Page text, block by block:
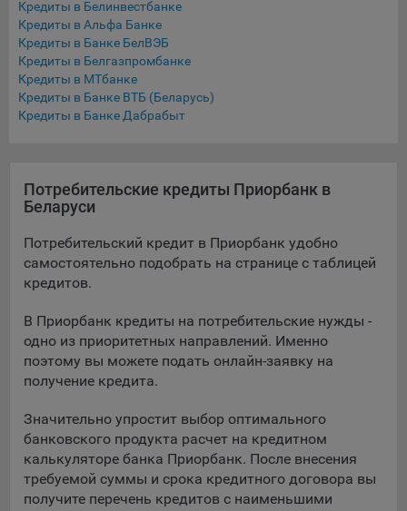
Подобные функции улучшают условия работы
пользователей с сайтом.
9.3. Файлы cookie предпочтений, например, для настройки
контента. Данные файлы cookie собирают информацию о
выборе пользователя на сайте и его предпочтениях и
позволяют Обществу «запомнить» информацию о
настраивать сайт.
9.4. Аналитические файлы cookie, например
собирают информацию о том, как пользователь
использовал сайты, и позволяют Обществу вносить в них
улучшения.
Аналитические файлы cookie показывают, какие страницы
сайта Общества посещаются чаще всего, помогают
выявлять трудности, возникающие при использовании
сайта, а также позволяют оценить эффективность
составить представление о тенденциях использования
сайта в целом. Общество использует информацию для
анализа трафика на сайтах.
9.5. Файлы cookie, применяемые для определения целевой
аудитории и в рекламных целях, например Яндекс.Метрика,
Кредиты в Белинвестбанке
Кредиты в Альфа Банке
Кредиты в Банке БелВЭБ
Кредиты в Белгазпромбанке
Кредиты в МТбанке
Кредиты в Банке ВТБ (Беларусь)
Кредиты в Банке Дабрабыт
Потребительские кредиты Приорбанк в
Беларуси
Потребительский кредит в Приорбанк удобно
самостоятельно подобрать на странице с таблицей
кредитов.
В Приорбанк кредиты на потребительские нужды -
одно из приоритетных направлений. Именно
поэтому вы можете подать онлайн-заявку на
получение кредита.
Значительно упростит выбор оптимального
банковского продукта расчет на кредитном
калькуляторе банка Приорбанк. После внесения
требуемой суммы и срока кредитного договора вы
получите перечень кредитов с наименьшими